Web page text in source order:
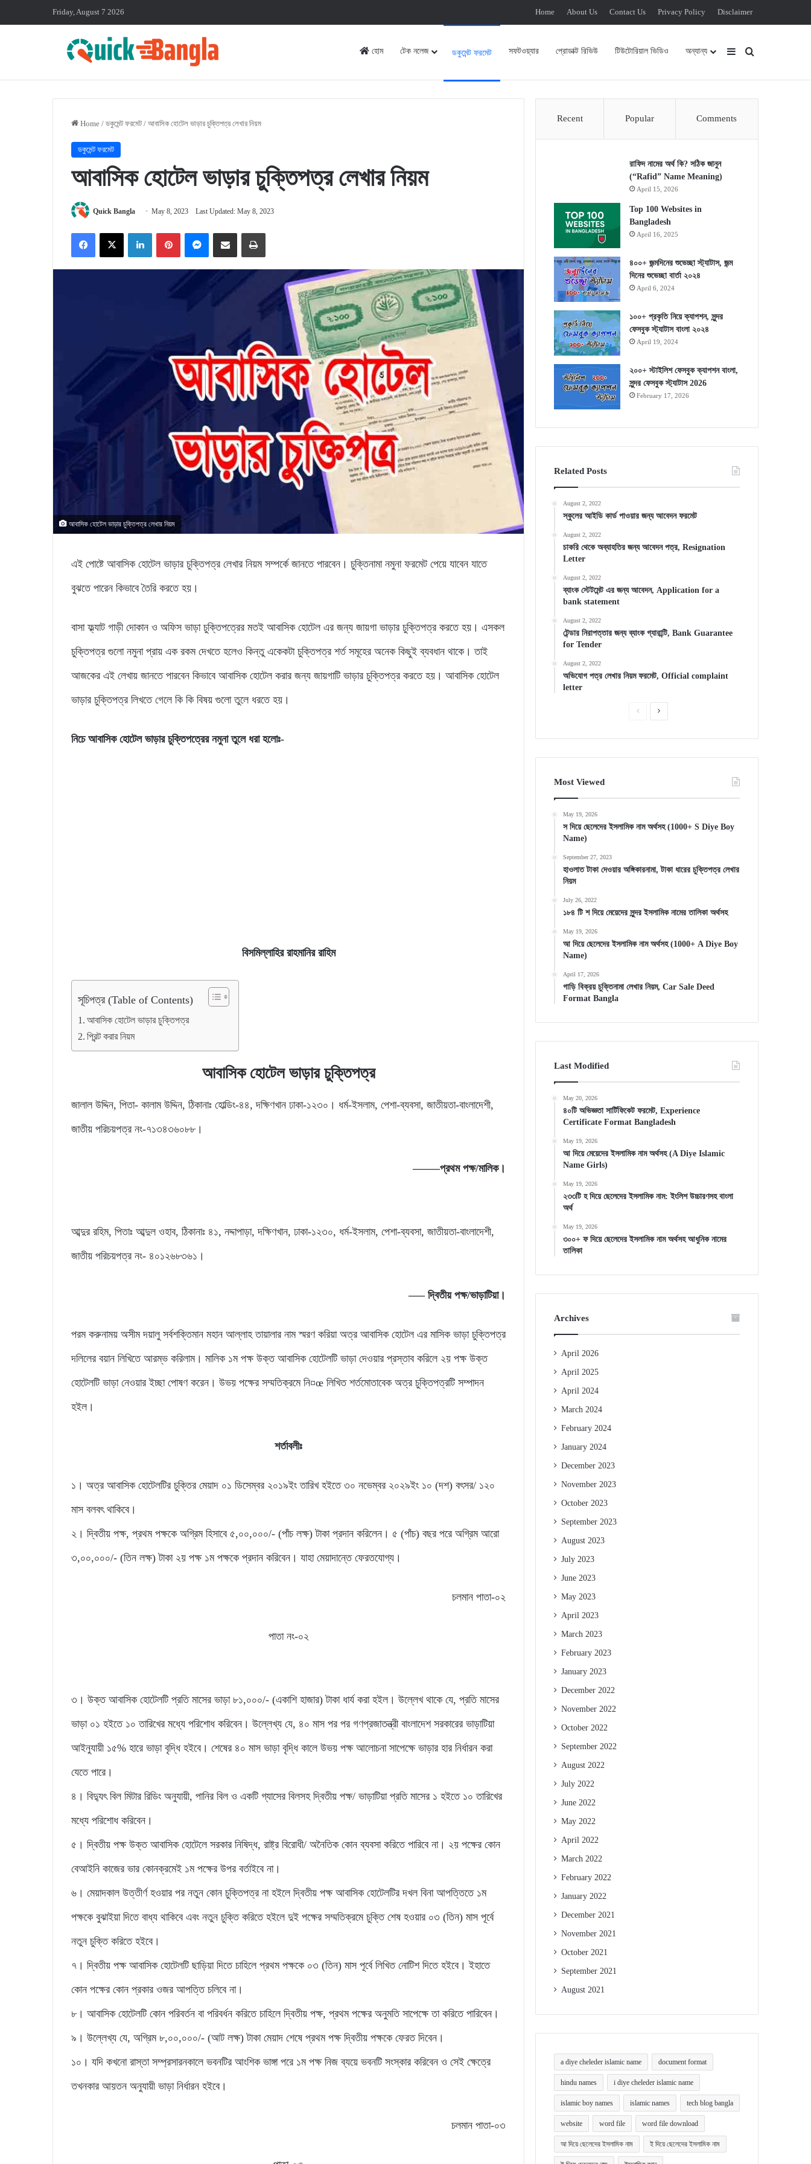
Friday, August 7 2026 Home About Us Contact Us Privacy Policy Disclaimer
হোম টেক নলেজ ডকুমেন্ট ফরমেট সফটওয়্যার প্রোডাক্ট রিভিউ টিউটোরিয়াল ভিডিও অন্যান্য Sidebar
Home / ডকুমেন্ট ফরমেট / আবাসিক হোটেল ভাড়ার চুক্তিপত্র লেখার নিয়ম
ডকুমেন্ট ফরমেট
আবাসিক হোটেল ভাড়ার চুক্তিপত্র লেখার নিয়ম
Quick Bangla May 8, 2023 Last Updated: May 8, 2023
FacebookX LinkedInPinterestMessengerShare via Email Print
আবাসিক হোটেল ভাড়ার চুক্তিপত্র লেখার নিয়ম
এই পোষ্টে আবাসিক হোটেল ভাড়ার চুক্তিপত্র লেখার নিয়ম সম্পর্কে জানতে পারবেন। চুক্তিনামা নমুনা ফরমেট পেয়ে যাবেন যাতে
বুঝতে পারেন কিভাবে তৈরি করতে হয়।
বাসা ফ্ল্যাট গাড়ী দোকান ও অফিস ভাড়া চুক্তিপত্রের মতই আবাসিক হোটেল এর জন্য জায়গা ভাড়ার চুক্তিপত্র করতে হয়। এসকল
চুক্তিপত্র গুলো নমুনা প্রায় এক রকম দেখতে হলেও কিন্তু একেকটা চুক্তিপত্র শর্ত সমূহের অনেক কিছুই ব্যবধান থাকে। তাই
আজকের এই লেখায় জানতে পারবেন কিভাবে আবাসিক হোটেল করার জন্য জায়গাটি ভাড়ার চুক্তিপত্র করতে হয়। আবাসিক হোটেল
ভাড়ার চুক্তিপত্র লিখতে গেলে কি কি বিষয় গুলো তুলে ধরতে হয়।
নিচে আবাসিক হোটেল ভাড়ার চুক্তিপত্রের নমুনা তুলে ধরা হলোঃ-
বিসমিল্লাহির রাহমানির রাহিম
সূচিপত্র (Table of Contents)
আবাসিক হোটেল ভাড়ার চুক্তিপত্র
প্রিন্ট করার নিয়ম
আবাসিক হোটেল ভাড়ার চুক্তিপত্র
জালাল উদ্দিন, পিতা- কালাম উদ্দিন, ঠিকানাঃ হোল্ডিং-৪৪, দক্ষিণখান ঢাকা-১২৩০। ধর্ম-ইসলাম, পেশা-ব্যবসা, জাতীয়তা-বাংলাদেশী,
জাতীয় পরিচয়পত্র নং-৭১৩৪৩৬০৮৮।
——–প্রথম পক্ষ/মালিক।
আব্দুর রহিম, পিতাঃ আব্দুল ওহাব, ঠিকানাঃ ৪১, নদ্দাপাড়া, দক্ষিণখান, ঢাকা-১২৩০, ধর্ম-ইসলাম, পেশা-ব্যবসা, জাতীয়তা-বাংলাদেশী,
জাতীয় পরিচয়পত্র নং- ৪০১২৬৮৩৬১।
—– দ্বিতীয় পক্ষ/ভাড়াটিয়া।
পরম করুনাময় অসীম দয়ালু সর্বশক্তিমান মহান আল্লাহ তায়ালার নাম স্মরণ করিয়া অত্র আবাসিক হোটেল এর মাসিক ভাড়া চুক্তিপত্র
দলিলের বয়ান লিখিতে আরম্ভ করিলাম। মালিক ১ম পক্ষ উক্ত আবাসিক হোটেলটি ভাড়া দেওয়ার প্রস্তাব করিলে ২য় পক্ষ উক্ত
হোটেলটি ভাড়া নেওয়ার ইচ্ছা পোষণ করেন। উভয় পক্ষের সম্মতিক্রমে নি¤œ লিখিত শর্তমোতাবেক অত্র চুক্তিপত্রটি সম্পাদন
হইল।
শর্তাবলীঃ
১। অত্র আবাসিক হোটেলটির চুক্তির মেয়াদ ০১ ডিসেম্বর ২০১৯ইং তারিখ হইতে ৩০ নভেম্বর ২০২৯ইং ১০ (দশ) বৎসর/ ১২০
মাস বলবৎ থাকিবে।
২। দ্বিতীয় পক্ষ, প্রথম পক্ষকে অগ্রিম হিসাবে ৫,০০,০০০/- (পাঁচ লক্ষ) টাকা প্রদান করিলেন। ৫ (পাঁচ) বছর পরে অগ্রিম আরো
৩,০০,০০০/- (তিন লক্ষ) টাকা ২য় পক্ষ ১ম পক্ষকে প্রদান করিবেন। যাহা মেয়াদান্তে ফেরতযোগ্য।
চলমান পাতা-০২
পাতা নং-০২
৩। উক্ত আবাসিক হোটেলটি প্রতি মাসের ভাড়া ৮১,০০০/- (একাশি হাজার) টাকা ধার্য করা হইল। উল্লেখ থাকে যে, প্রতি মাসের
ভাড়া ০১ হইতে ১০ তারিখের মধ্যে পরিশোধ করিবেন। উল্লেখ্য যে, ৪০ মাস পর পর গণপ্রজাতন্ত্রী বাংলাদেশ সরকারের ভাড়াটিয়া
আইনুযায়ী ১৫% হারে ভাড়া বৃদ্ধি হইবে। শেষের ৪০ মাস ভাড়া বৃদ্ধি কালে উভয় পক্ষ আলোচনা সাপেক্ষে ভাড়ার হার নির্ধারন করা
যেতে পারে।
৪। বিদ্যুৎ বিল মিটার রিডিং অনুযায়ী, পানির বিল ও একটি গ্যাসের বিলসহ দ্বিতীয় পক্ষ/ ভাড়াটিয়া প্রতি মাসের ১ হইতে ১০ তারিখের
মধ্যে পরিশোধ করিবেন।
৫। দ্বিতীয় পক্ষ উক্ত আবাসিক হোটেলে সরকার নিষিদ্ধ, রাষ্ট্র বিরোধী/ অনৈতিক কোন ব্যবসা করিতে পারিবে না। ২য় পক্ষের কোন
বেআইনি কাজের ভার কোনক্রমেই ১ম পক্ষের উপর বর্তাইবে না।
৬। মেয়াদকাল উত্তীর্ণ হওয়ার পর নতুন কোন চুক্তিপত্র না হইলে দ্বিতীয় পক্ষ আবাসিক হোটেলটির দখল বিনা আপত্তিতে ১ম
পক্ষকে বুঝাইয়া দিতে বাধ্য থাকিবে এবং নতুন চুক্তি করিতে হইলে দুই পক্ষের সম্মতিক্রমে চুক্তি শেষ হওয়ার ০৩ (তিন) মাস পূর্বে
নতুন চুক্তি করিতে হইবে।
৭। দ্বিতীয় পক্ষ আবাসিক হোটেলটি ছাড়িয়া দিতে চাহিলে প্রথম পক্ষকে ০৩ (তিন) মাস পূর্বে লিখিত নোটিশ দিতে হইবে। ইহাতে
কোন পক্ষের কোন প্রকার ওজর আপত্তি চলিবে না।
৮। আবাসিক হোটেলটি কোন পরিবর্তন বা পরিবর্ধন করিতে চাহিলে দ্বিতীয় পক্ষ, প্রথম পক্ষের অনুমতি সাপেক্ষে তা করিতে পারিবেন।
৯। উল্লেখ্য যে, অগ্রিম ৮,০০,০০০/- (আট লক্ষ) টাকা মেয়াদ শেষে প্রথম পক্ষ দ্বিতীয় পক্ষকে ফেরত দিবেন।
১০। যদি কখনো রাস্তা সম্প্রসারনকালে ভবনটির আংশিক ভাঙ্গা পরে ১ম পক্ষ নিজ ব্যয়ে ভবনটি সংস্কার করিবেন ও সেই ক্ষেত্রে
তখনকার আয়তন অনুযায়ী ভাড়া নির্ধারন হইবে।
চলমান পাতা-০৩
Recent Popular Comments
রাফিদ নামের অর্থ কি? সঠিক জানুন
(“Rafid” Name Meaning)
April 15, 2026
Top 100 Websites in
Bangladesh
April 16, 2025
৪০০+ জন্মদিনের শুভেচ্ছা স্ট্যাটাস, জন্ম
দিনের শুভেচ্ছা বার্তা ২০২৪
April 6, 2024
১০০+ প্রকৃতি নিয়ে ক্যাপশন, সুন্দর
ফেসবুক স্ট্যাটাস বাংলা ২০২৪
April 19, 2024
২০০+ স্টাইলিশ ফেসবুক ক্যাপশন বাংলা,
সুন্দর ফেসবুক স্ট্যাটাস 2026
February 17, 2026
Related Posts
August 2, 2022
স্কুলের আইডি কার্ড পাওয়ার জন্য আবেদন ফরমেট
August 2, 2022
চাকরি থেকে অব্যাহতির জন্য আবেদন পত্র, Resignation
Letter
August 2, 2022
ব্যাংক স্টেটমেন্ট এর জন্য আবেদন, Application for a
bank statement
August 2, 2022
টেন্ডার নিরাপত্তার জন্য ব্যাংক গ্যারান্টি, Bank Guarantee
for Tender
August 2, 2022
অভিযোগ পত্র লেখার নিয়ম ফরমেট, Official complaint
letter
PreviousNext
Most Viewed
May 19, 2026
স দিয়ে ছেলেদের ইসলামিক নাম অর্থসহ (1000+ S Diye Boy
Name)
September 27, 2023
হাওলাত টাকা দেওয়ার অঙ্গিকারনামা, টাকা ধারের চুক্তিপত্র লেখার
নিয়ম
July 26, 2022
১৮৪ টি শ দিয়ে মেয়েদের সুন্দর ইসলামিক নামের তালিকা অর্থসহ
May 19, 2026
আ দিয়ে ছেলেদের ইসলামিক নাম অর্থসহ (1000+ A Diye Boy
Name)
April 17, 2026
গাড়ি বিক্রয় চুক্তিনামা লেখার নিয়ম, Car Sale Deed
Format Bangla
Last Modified
May 20, 2026
৪০টি অভিজ্ঞতা সার্টিফিকেট ফরমেট, Experience
Certificate Format Bangladesh
May 19, 2026
আ দিয়ে মেয়েদের ইসলামিক নাম অর্থসহ (A Diye Islamic
Name Girls)
May 19, 2026
২৩৩টি হ দিয়ে ছেলেদের ইসলামিক নাম: ইংলিশ উচ্চারণসহ বাংলা
অর্থ
May 19, 2026
৩০০+ ফ দিয়ে ছেলেদের ইসলামিক নাম অর্থসহ আধুনিক নামের
তালিকা
Archives
April 2026
April 2025
April 2024
March 2024
February 2024
January 2024
December 2023
November 2023
October 2023
September 2023
August 2023
July 2023
June 2023
May 2023
April 2023
March 2023
February 2023
January 2023
December 2022
November 2022
October 2022
September 2022
August 2022
July 2022
June 2022
May 2022
April 2022
March 2022
February 2022
January 2022
December 2021
November 2021
October 2021
September 2021
August 2021
a diye cheleder islamic name document format
hindu names i diye cheleder islamic name
islamic boy names islamic names tech blog bangla
website word file word file download
আ দিয়ে ছেলেদের ইসলামিক নাম ই দিয়ে ছেলেদের ইসলামিক নাম